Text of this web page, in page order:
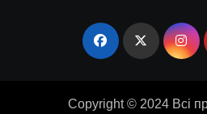
Copyright © 2024 Всі